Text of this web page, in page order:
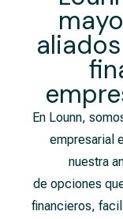
En Lounn,
empresarial
nuestra
de opciones
financieros,